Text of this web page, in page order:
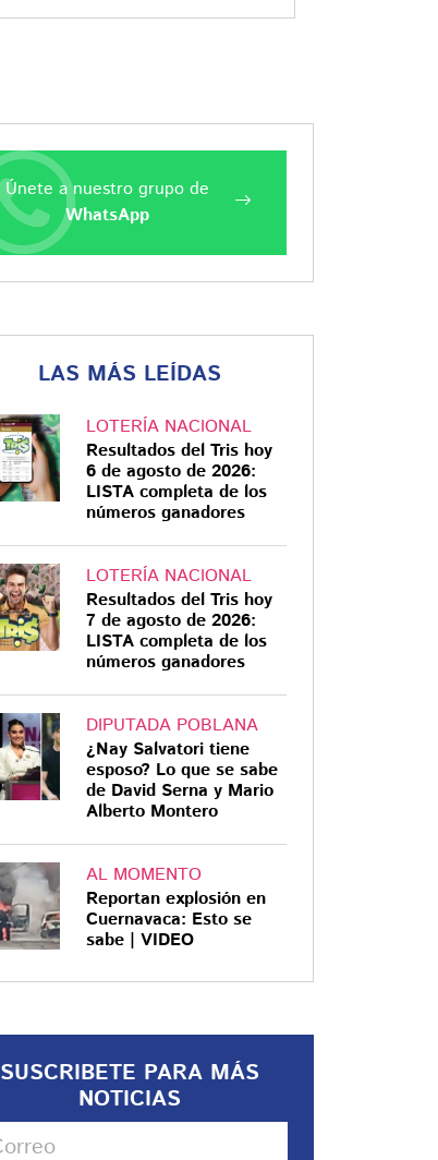
Únete a nuestro grupo de
WhatsApp
LAS MÁS LEÍDAS
LOTERÍA NACIONAL
Resultados del Tris hoy
6 de agosto de 2026:
LISTA completa de los
números ganadores
LOTERÍA NACIONAL
Resultados del Tris hoy
7 de agosto de 2026:
LISTA completa de los
números ganadores
DIPUTADA POBLANA
¿Nay Salvatori tiene
esposo? Lo que se sabe
de David Serna y Mario
Alberto Montero
AL MOMENTO
Reportan explosión en
Cuernavaca: Esto se
sabe | VIDEO
SUSCRIBETE PARA MÁS
NOTICIAS